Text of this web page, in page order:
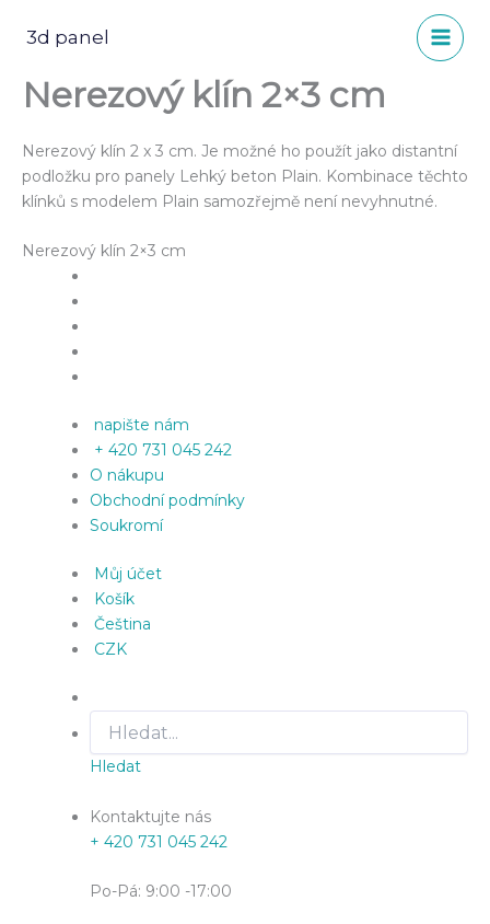
3d panel
Nerezový klín 2×3 cm
Nerezový klín 2 x 3 cm. Je možné ho použít jako distantní
podložku pro panely Lehký beton Plain. Kombinace těchto
klínků s modelem Plain samozřejmě není nevyhnutné.
Nerezový klín 2×3 cm
napište nám
+ 420 731 045 242
O nákupu
Obchodní podmínky
Soukromí
Můj účet
Košík
Čeština
CZK
Hledat
Kontaktujte nás
+ 420 731 045 242
Po-Pá: 9:00 -17:00